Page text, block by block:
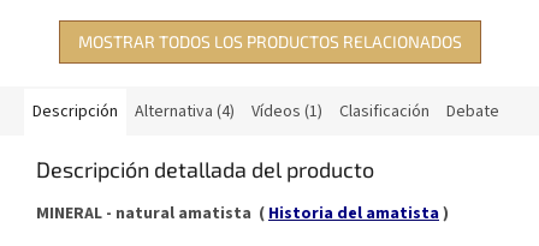
MOSTRAR TODOS LOS PRODUCTOS RELACIONADOS
Descripción Alternativa (4) Vídeos (1) Clasificación Debate
Descripción detallada del producto
MINERAL - natural amatista (Historia del amatista)